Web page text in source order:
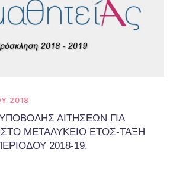
2018
ΑΙΤΗΣΕΩΝ ΓΙΑ
ΜΕΤΑΛΥΚΕΙΟ ΕΤΟΣ-ΤΑΞΗ
2018-19.